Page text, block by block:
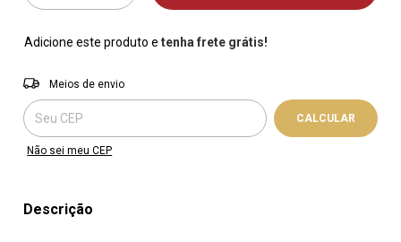
Adicione este produto etenha frete grátis!
Entregas para o CEP:
Meios de envio
CALCULAR
Não sei meu CEP
Descrição